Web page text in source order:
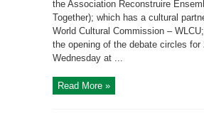
the Association Reconstruire
Together); which has a cultural
World Cultural Commission –
the opening of the debate circles for
Wednesday at ...
Read More »